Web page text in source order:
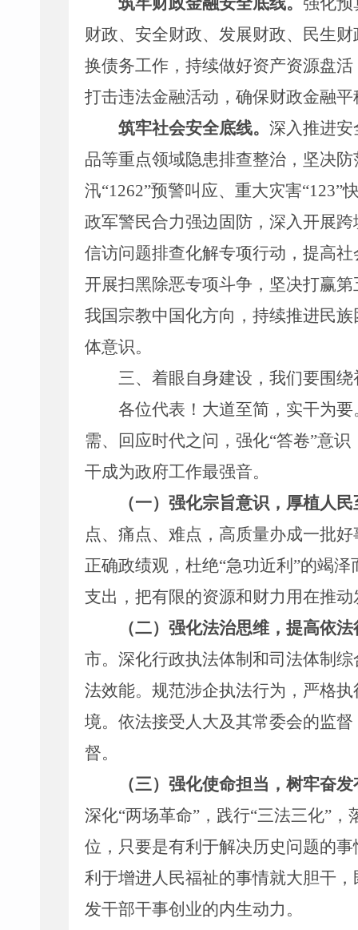
财政、安全财政、发展财政、民生
换债务工作，持续做好资产资源盘活
打击违法金融活动，确保财政金融平
筑牢社会安全底线。 深入推进安
品等重点领域隐患排查整治， 坚决
汛“1262”预警叫应、重大灾害“123”
政军警民合力强边固防， 深入开展
信访问题排查化解专项行动，提高
开展扫黑除恶专项斗争， 坚决打赢第
我国宗教中国化方向， 持续推进民
体意识。
三、 着眼自身建设，我们要围绕
各位代表 ！大道至简，实干为要
需、回应时代之问， 强化“答卷”意识
干成为政府工作最强音。
（一）强化宗旨意识，厚植人
点、痛点、难点 ， 高质量办成一批
正确政绩观，杜绝“急功近利 ”的竭泽
支出，把有限的资源和财力用在推
（二）强化法治思维，提高依
市。深化行政执法体制和司法体制
法效能。 规范涉企执法行为，严格执
境。 依法接受人大及其常委会的监督
督。
（三） 强化使命担当 ， 树牢奋发
深化“两场革命” ， 践行“三法三化” ，
位 ，只要是有利于解决历史问题的
利于增进人民福祉的事情就大胆干
发干部干事创业的内生动力。